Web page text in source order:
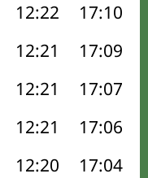
12:22 17:10
12:21 17:09
12:21 17:07
12:21 17:06
12:20 17:04